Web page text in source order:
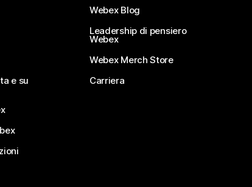
e su
Webex Blog
Leadership di pensiero
Webex
Webex Merch Store
Carriera